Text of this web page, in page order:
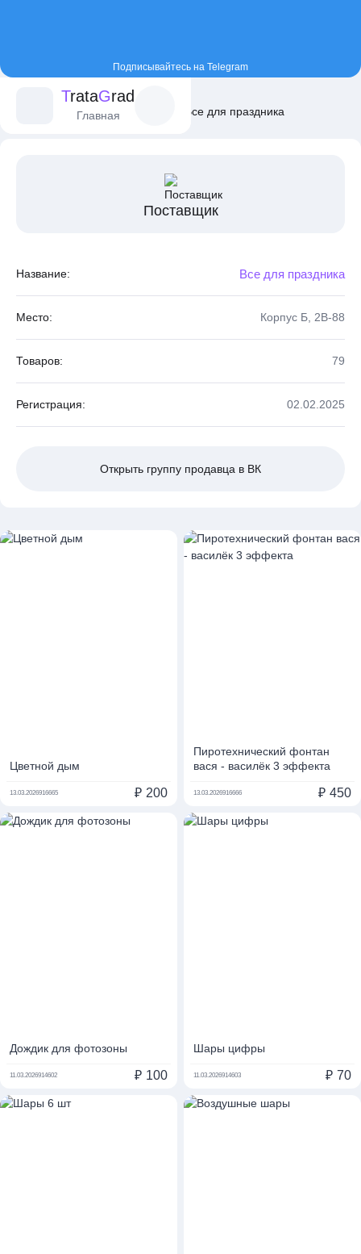
Подписывайтесь на Telegram
TrataGrad
Главная
Постащики Все для праздника
Поставщик
Название: Все для праздника
Место: Корпус Б, 2B-88
Товаров: 79
Регистрация: 02.02.2025
Открыть группу продавца в ВК
Цветной дым
13.03.2026916665 ₽ 200
Пиротехнический фонтан
вася - василёк 3 эффекта
13.03.2026916666 ₽ 450
Дождик для фотозоны
11.03.2026914602 ₽ 100
Шары цифры
11.03.2026914603 ₽ 70